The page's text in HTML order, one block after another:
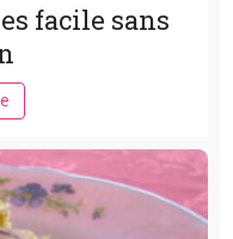
facile sans